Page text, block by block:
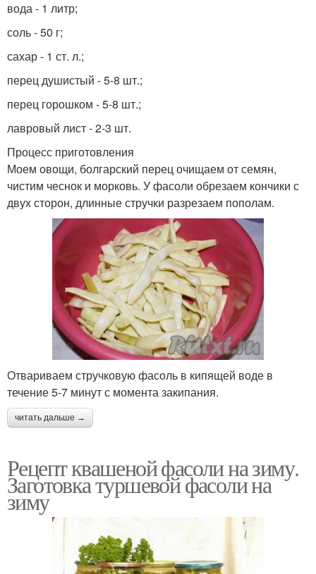
вода - 1 литр;
соль - 50 г;
сахар - 1 ст. л.;
перец душистый - 5-8 шт.;
перец горошком - 5-8 шт.;
лавровый лист - 2-3 шт.
Процесс приготовления
Моем овощи, болгарский перец очищаем от семян,
чистим чеснок и морковь. У фасоли обрезаем кончики с
двух сторон, длинные стручки разрезаем пополам.
Отвариваем стручковую фасоль в кипящей воде в
течение 5-7 минут с момента закипания.
читать дальше →
Рецепт квашеной фасоли на зиму.
Заготовка туршевой фасоли на
зиму